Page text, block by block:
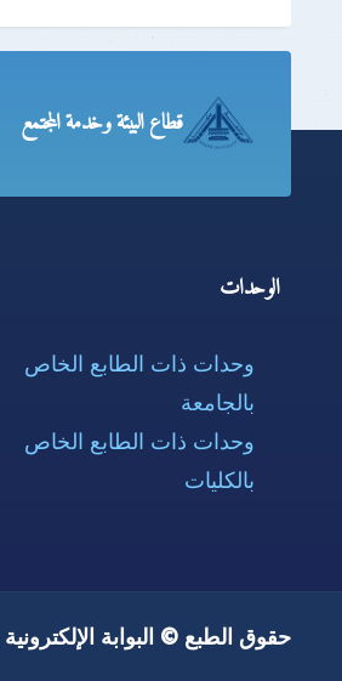
قطاع البيئة وخدمة المجتمع
الوحدات
وحدات ذات الطابع الخاص
بالجامعة
وحدات ذات الطابع الخاص
بالكليات
حقوق الطبع © البوابة الإلكترونية